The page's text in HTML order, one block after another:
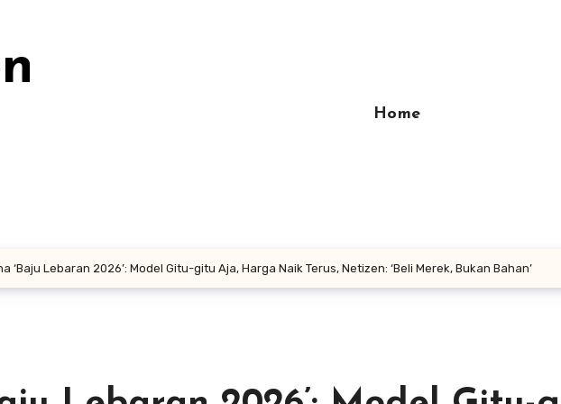
Home
‘Baju Lebaran 2026’: Model Gitu-gitu Aja, Harga Naik Terus, Netizen: ‘Beli Merek, Bukan Bahan’